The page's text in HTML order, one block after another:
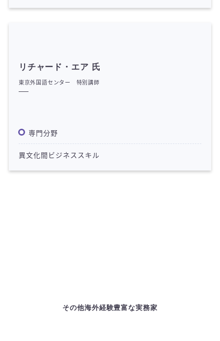
リチャード・エア 氏
東京外国語センター 特別講師
専門分野
異文化間ビジネススキル
その他海外経験豊富な実務家